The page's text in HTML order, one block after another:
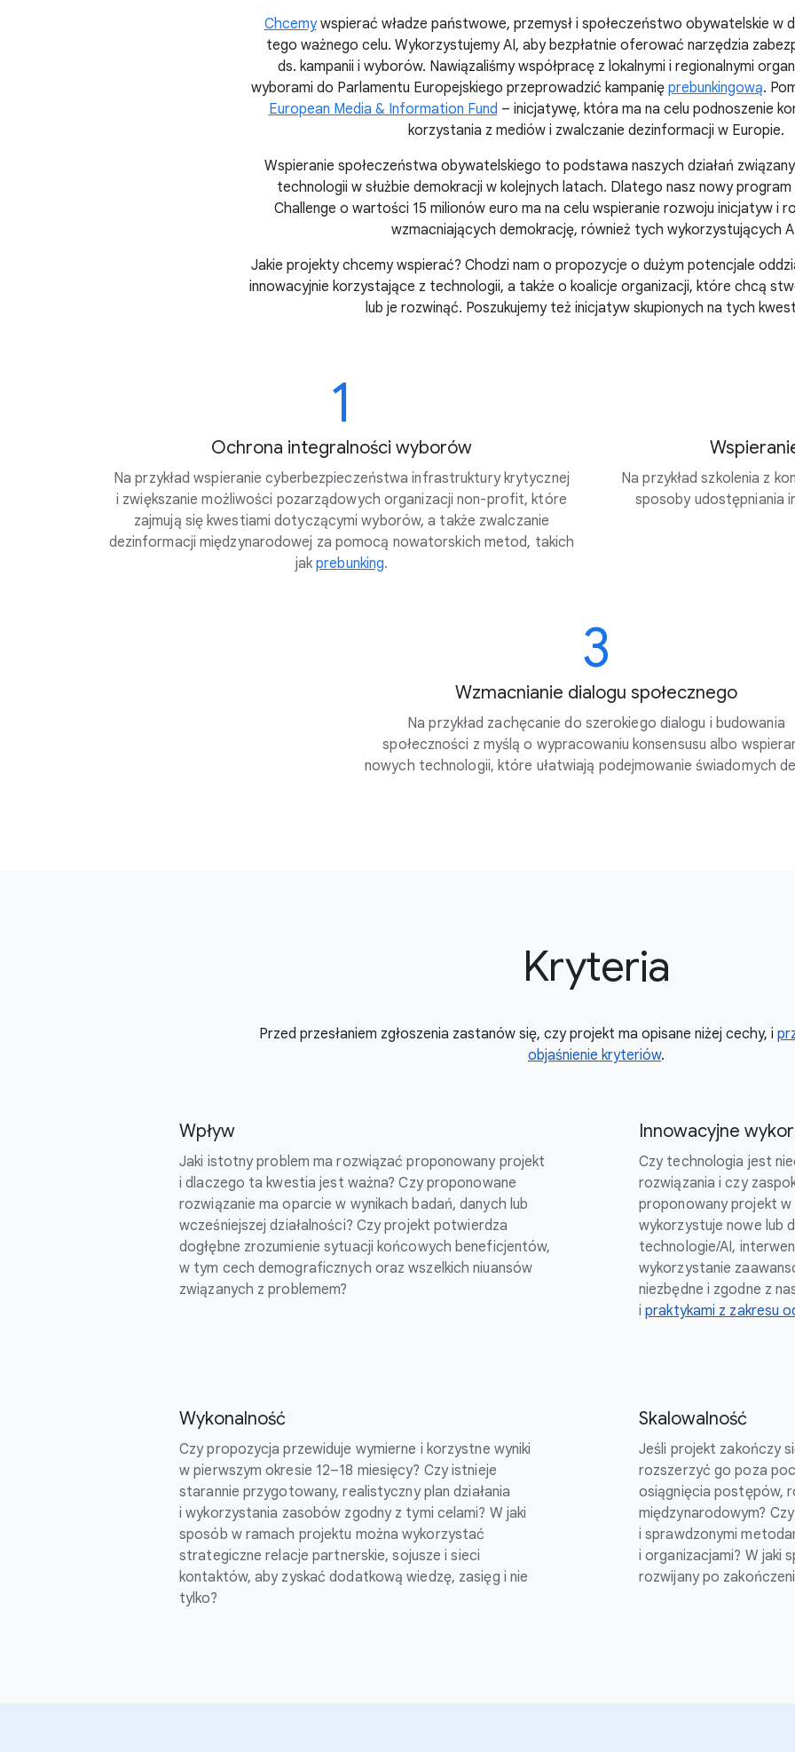
Chcemywspierać władze państwowe, przemysł i społeczeństwo obywatelskie w
tego ważnego celu. Wykorzystujemy AI, aby bezpłatnie oferować narzędzia
ds. kampanii i wyborów. Nawiązaliśmy współpracę z lokalnymi i regionalnymi
wyborami do Parlamentu Europejskiego przeprowadzić kampanię prebunkingową.
European Media & Information Fund – inicjatywę, która ma na celu podnoszenie
korzystania z mediów i zwalczanie dezinformacji w Europie.
Wspieranie społeczeństwa obywatelskiego to podstawa naszych działań
technologii w służbie demokracji w kolejnych latach. Dlatego nasz nowy
Challenge o wartości 15 milionów euro ma na celu wspieranie rozwoju inicjatyw i
wzmacniających demokrację, również tych wykorzystujących
Jakie projekty chcemy wspierać? Chodzi nam o propozycje o dużym potencjale
innowacyjnie korzystające z technologii, a także o koalicje organizacji, które chcą
lub je rozwinąć. Poszukujemy też inicjatyw skupionych na tych
1
Ochrona integralności wyborów
Na przykład wspieranie cyberbezpieczeństwa infrastruktury krytycznej
i zwiększanie możliwości pozarządowych organizacji non-profit, które
zajmują się kwestiami dotyczącymi wyborów, a także zwalczanie
dezinformacji międzynarodowej za pomocą nowatorskich metod, takich
jakprebunking.
Na przykład szkolenia z
sposoby udostępniania
3
Wzmacnianie dialogu społecznego
Na przykład zachęcanie do szerokiego dialogu i budowania
społeczności z myślą o wypracowaniu konsensusu albo
nowych technologii, które ułatwiają podejmowanie świadomych
Kryteria
Przed przesłaniem zgłoszenia zastanów się, czy projekt ma opisane niżej cechy, i
objaśnienie kryteriów.
Wpływ
Jaki istotny problem ma rozwiązać proponowany projekt
i dlaczego ta kwestia jest ważna? Czy proponowane
rozwiązanie ma oparcie w wynikach badań, danych lub
wcześniejszej działalności? Czy projekt potwierdza
dogłębne zrozumienie sytuacji końcowych beneficjentów,
w tym cech demograficznych oraz wszelkich niuansów
związanych z problemem?
Innowacyjne
Czy technologia jest
rozwiązania i czy
proponowany projekt w
wykorzystuje nowe lub
technologie/AI,
wykorzystanie
niezbędne i zgodne z
ipraktykami z zakresu
Wykonalność
Czy propozycja przewiduje wymierne i korzystne wyniki
w pierwszym okresie 12–18 miesięcy? Czy istnieje
starannie przygotowany, realistyczny plan działania
i wykorzystania zasobów zgodny z tymi celami? W jaki
sposób w ramach projektu można wykorzystać
strategiczne relacje partnerskie, sojusze i sieci
kontaktów, aby zyskać dodatkową wiedzę, zasięg i nie
tylko?
Skalowalność
Jeśli projekt zakończy
rozszerzyć go poza
osiągnięcia postępów,
międzynarodowym?
i sprawdzonymi
i organizacjami? W jaki
rozwijany po